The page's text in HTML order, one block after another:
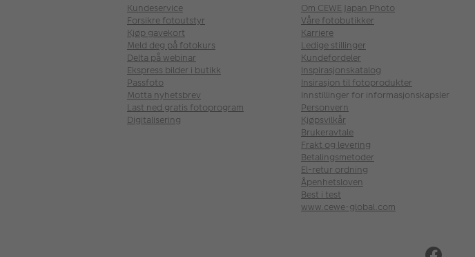
Kundeservice
Forsikre fotoutstyr
Kjøp gavekort
Meld deg på fotokurs
Delta på webinar
Ekspress bilder i butikk
Passfoto
Motta nyhetsbrev
Last ned gratis fotoprogram
Digitalisering
Om CEWE Japan Photo
Våre fotobutikker
Karriere
Ledige stillinger
Kundefordeler
Inspirasjonskatalog
Insirasjon til fotoprodukter
Innstillinger for informasjonskapsler
Personvern
Kjøpsvilkår
Brukeravtale
Frakt og levering
Betalingsmetoder
El-retur ordning
Åpenhetsloven
Best i test
www.cewe-global.com